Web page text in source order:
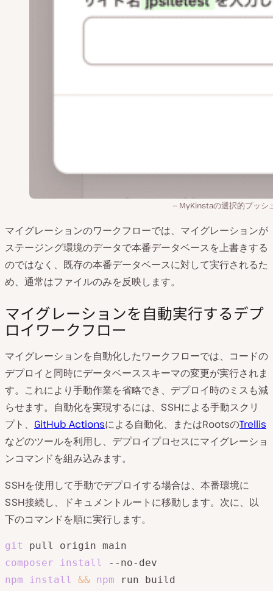
MyKinstaの選択的プッシ
マイグレーションのワークフローでは、マイグレーションが
ステージング環境のデータで本番データベースを上書きする
のではなく、既存の本番データベースに対して実行されるた
め、通常はファイルのみを反映します。
マイグレーションを自動実行するデプ
ロイワークフロー
マイグレーションを自動化したワークフローでは、コードの
デプロイと同時にデータベーススキーマの変更が実行されま
す。これにより手動作業を省略でき、デプロイ時のミスも減
らせます。自動化を実現するには、SSHによる手動スクリ
プト、 GitHub Actionsによる自動化、またはRootsのTrellis
などのツールを利用し、デプロイプロセスにマイグレーショ
ンコマンドを組み込みます。
SSHを使用して手動でデプロイする場合は、本番環境に
SSH接続し、ドキュメントルートに移動します。次に、以
下のコマンドを順に実行します。
git
composer
install
npm
install && npm run build